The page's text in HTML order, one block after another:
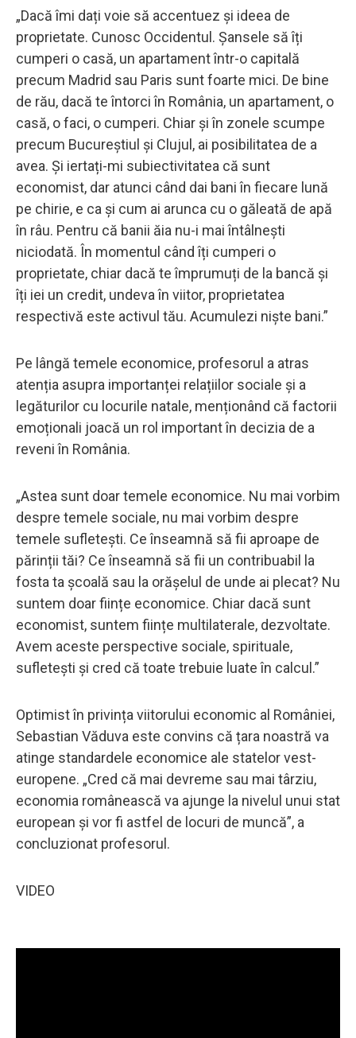
„Dacă îmi dați voie să accentuez și ideea de
proprietate. Cunosc Occidentul. Șansele să îți
cumperi o casă, un apartament într-o capitală
precum Madrid sau Paris sunt foarte mici. De bine
de rău, dacă te întorci în România, un apartament, o
casă, o faci, o cumperi. Chiar și în zonele scumpe
precum Bucureștiul și Clujul, ai posibilitatea de a
avea. Și iertați-mi subiectivitatea că sunt
economist, dar atunci când dai bani în fiecare lună
pe chirie, e ca și cum ai arunca cu o găleată de apă
în râu. Pentru că banii ăia nu-i mai întâlnești
niciodată. În momentul când îți cumperi o
proprietate, chiar dacă te împrumuți de la bancă și
îți iei un credit, undeva în viitor, proprietatea
respectivă este activul tău. Acumulezi niște bani.”
Pe lângă temele economice, profesorul a atras
atenția asupra importanței relațiilor sociale și a
legăturilor cu locurile natale, menționând că factorii
emoționali joacă un rol important în decizia de a
reveni în România.
„Astea sunt doar temele economice. Nu mai vorbim
despre temele sociale, nu mai vorbim despre
temele sufletești. Ce înseamnă să fii aproape de
părinții tăi? Ce înseamnă să fii un contribuabil la
fosta ta școală sau la orășelul de unde ai plecat? Nu
suntem doar ființe economice. Chiar dacă sunt
economist, suntem ființe multilaterale, dezvoltate.
Avem aceste perspective sociale, spirituale,
sufletești și cred că toate trebuie luate în calcul.”
Optimist în privința viitorului economic al României,
Sebastian Văduva este convins că țara noastră va
atinge standardele economice ale statelor vest-
europene. „Cred că mai devreme sau mai târziu,
economia românească va ajunge la nivelul unui stat
european și vor fi astfel de locuri de muncă”, a
concluzionat profesorul.
VIDEO